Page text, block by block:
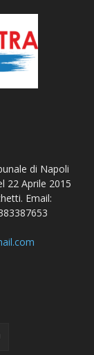
di Napoli
22 Aprile 2015
Email: